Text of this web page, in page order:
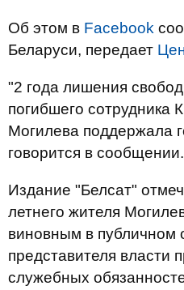
Об этом в Facebook
Беларуси, передает
"2 года лишения
погибшего сотрудника
Могилева поддержала
говорится в сообщении.
Издание "Белсат"
летнего жителя
виновным в публичном
представителя власти
служебных